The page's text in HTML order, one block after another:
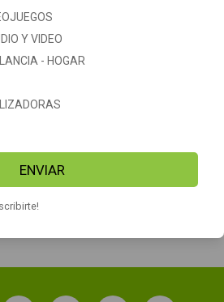
Playstation PS5 Dualsense
original play5
$216.900
Y VIDEO
- HOGAR
ENVIAR